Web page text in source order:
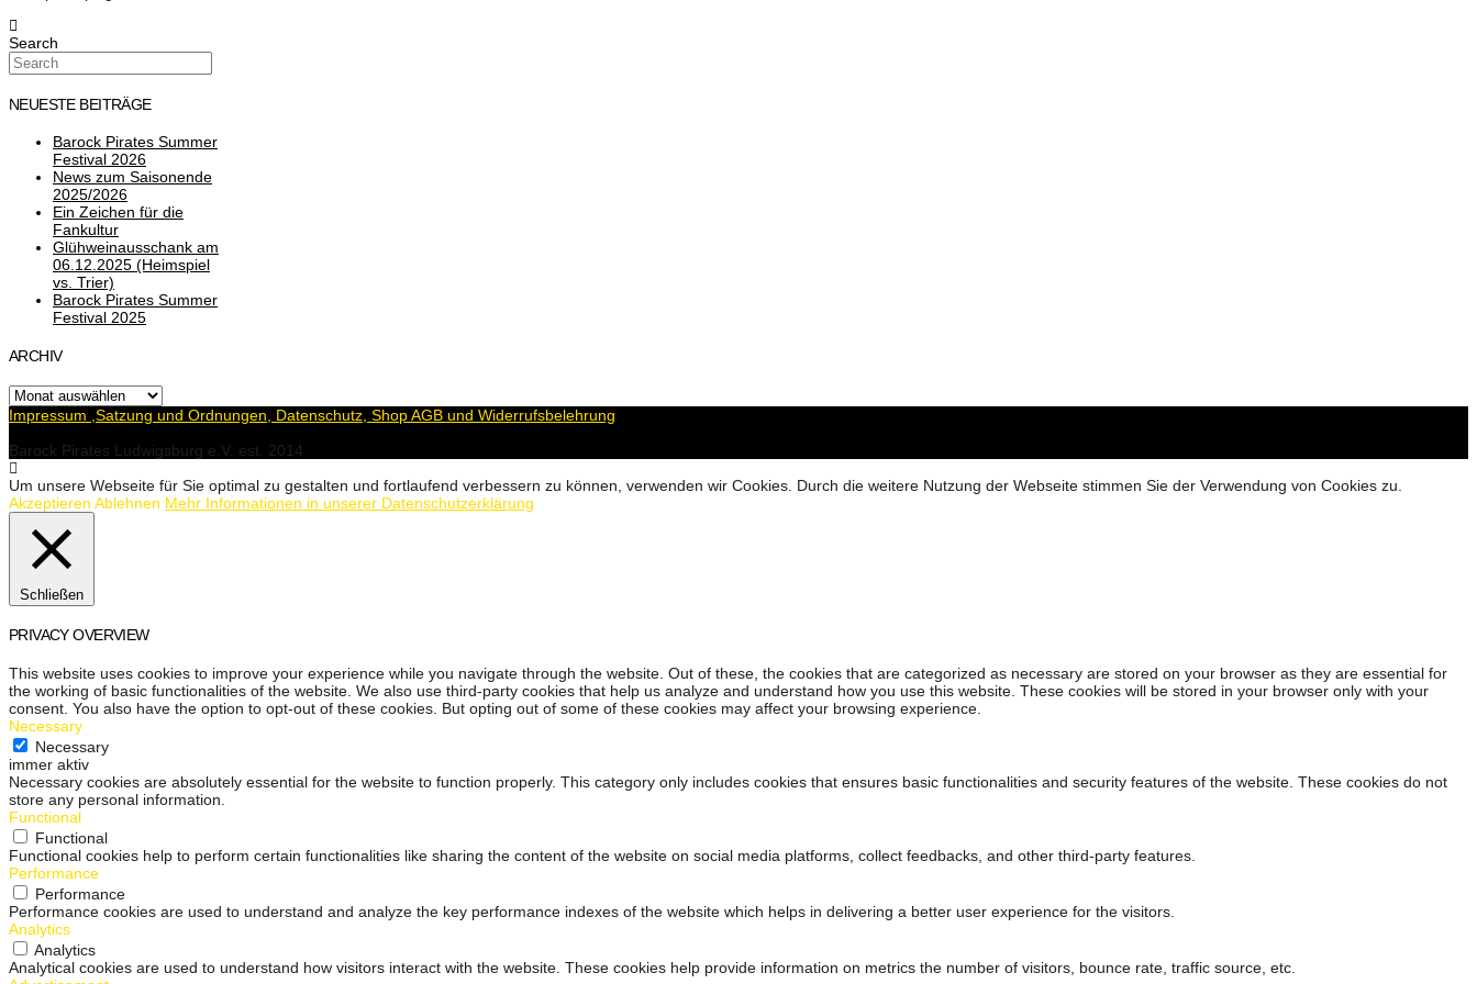
Search
NEUESTE BEITRÄGE
Barock Pirates Summer
Festival 2026
News zum Saisonende
2025/2026
Ein Zeichen für die
Fankultur
Glühweinausschank am
06.12.2025 (Heimspiel
vs. Trier)
Barock Pirates Summer
Festival 2025
ARCHIV
Archiv
Impressum ,Satzung und Ordnungen, Datenschutz, Shop AGB und Widerrufsbelehrung
Barock Pirates Ludwigsburg e.V. est. 2014
Um unsere Webseite für Sie optimal zu gestalten und fortlaufend verbessern zu können, verwenden wir Cookies. Durch die weitere Nutzung der Webseite stimmen Sie der Verwendung von Cookies zu.
Akzeptieren Ablehnen Mehr Informationen in unserer Datenschutzerklärung
Schließen
PRIVACY OVERVIEW
This website uses cookies to improve your experience while you navigate through the website. Out of these, the cookies that are categorized as necessary are stored on your browser as they are essential for
the working of basic functionalities of the website. We also use third-party cookies that help us analyze and understand how you use this website. These cookies will be stored in your browser only with your
consent. You also have the option to opt-out of these cookies. But opting out of some of these cookies may affect your browsing experience.
Necessary
Necessary
immer aktiv
Necessary cookies are absolutely essential for the website to function properly. This category only includes cookies that ensures basic functionalities and security features of the website. These cookies do not
store any personal information.
Functional
Functional
Functional cookies help to perform certain functionalities like sharing the content of the website on social media platforms, collect feedbacks, and other third-party features.
Performance
Performance
Performance cookies are used to understand and analyze the key performance indexes of the website which helps in delivering a better user experience for the visitors.
Analytics
Analytics
Analytical cookies are used to understand how visitors interact with the website. These cookies help provide information on metrics the number of visitors, bounce rate, traffic source, etc.